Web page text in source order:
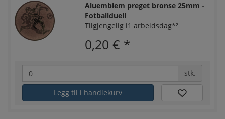
Aluemblem preget bronse 25mm -
Fotballduell
Tilgjengelig i1 arbeidsdag*²
0,20 € *
stk.
Legg til i handlekurv